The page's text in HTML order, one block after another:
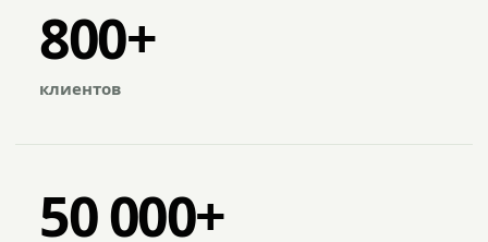
800+
клиентов
50 000+